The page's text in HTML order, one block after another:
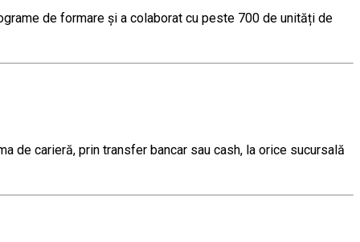
de formare și a colaborat cu peste 700 de unități de
de carieră, prin transfer bancar sau cash, la orice sucursală